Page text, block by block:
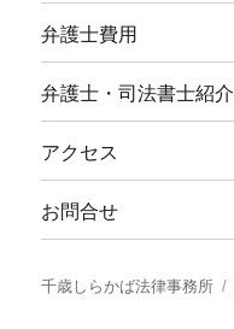
弁護士費用
弁護士・司法書士紹介
アクセス
お問合せ
千歳しらかば法律事務所